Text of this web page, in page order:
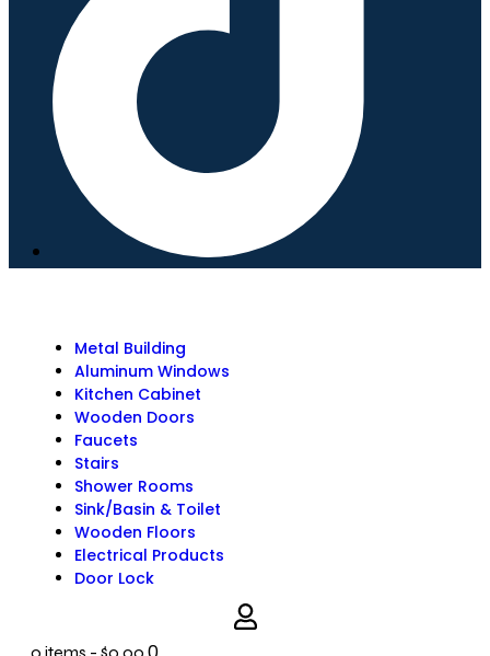
Metal Building
Aluminum Windows
Kitchen Cabinet
Wooden Doors
Faucets
Stairs
Shower Rooms
Sink/Basin & Toilet
Wooden Floors
Electrical Products
Door Lock